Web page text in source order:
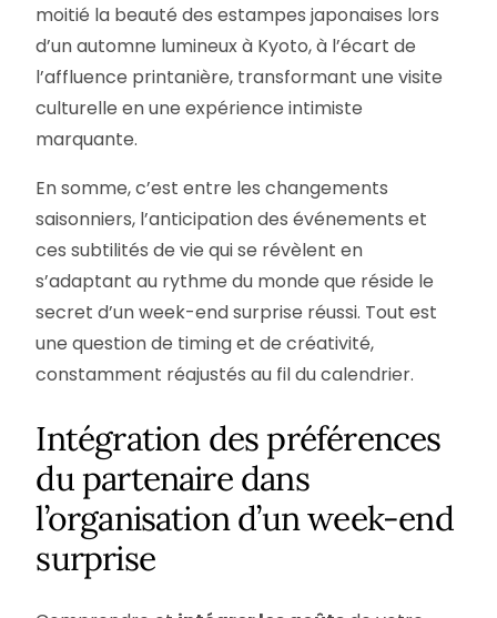
moitié la beauté des estampes japonaises lors
d’un automne lumineux à Kyoto, à l’écart de
l’affluence printanière, transformant une visite
culturelle en une expérience intimiste
marquante.
En somme, c’est entre les changements
saisonniers, l’anticipation des événements et
ces subtilités de vie qui se révèlent en
s’adaptant au rythme du monde que réside le
secret d’un week-end surprise réussi. Tout est
une question de timing et de créativité,
constamment réajustés au fil du calendrier.
Intégration des préférences
du partenaire dans
l’organisation d’un week-end
surprise